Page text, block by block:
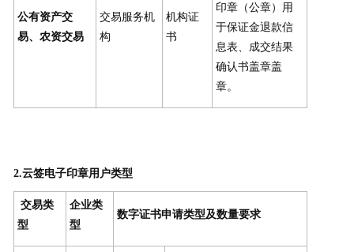
公有资产交
易、农资交易
交易服务机
构
机构证
书
印章（公章）用
于保证金退款信
息表、成交结果
确认书盖章盖
章。
2.云签电子印章用户类型
交易类
型
企业类
型
数字证书申请类型及数量要求